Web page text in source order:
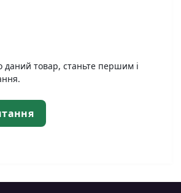
даний товар, станьте першим і